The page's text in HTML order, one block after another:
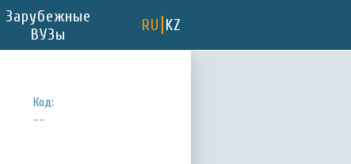
Зарубежные
ВУЗы
RU KZ
Код:
--